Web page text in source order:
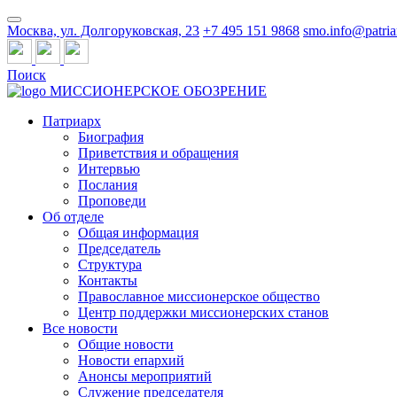
Москва, ул. Долгоруковская, 23 +7 495 151 9868
Поиск
МИССИОНЕРСКОЕ ОБОЗРЕНИЕ
Патриарх
Биография
Приветствия и обращения
Интервью
Послания
Проповеди
Об отделе
Общая информация
Председатель
Структура
Контакты
Православное миссионерское общество
Центр поддержки миссионерских станов
Все новости
Общие новости
Новости епархий
Анонсы мероприятий
Служение председателя